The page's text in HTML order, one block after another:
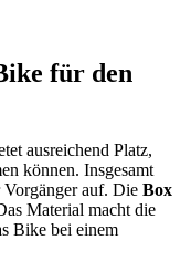
für den
ausreichend Platz,
können. Insgesamt
Vorgänger auf. Die Box
Material macht die
Bike bei einem